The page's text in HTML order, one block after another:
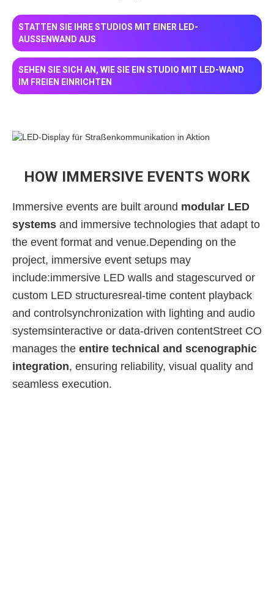
STATTEN SIE IHRE STUDIOS MIT EINER LED-
AUSSENWAND AUS
SEHEN SIE SICH AN, WIE SIE EIN STUDIO MIT LED-WAND
IM FREIEN EINRICHTEN
HOW IMMERSIVE EVENTS WORK
Immersive events are built around modular LED
systems and immersive technologies that adapt to
the event format and venue.Depending on the
project, immersive event setups may
include:immersive LED walls and stagescurved or
custom LED structuresreal-time content playback
and controlsynchronization with lighting and audio
systemsinteractive or data-driven contentStreet CO
manages the entire technical and scenographic
integration, ensuring reliability, visual quality and
seamless execution.